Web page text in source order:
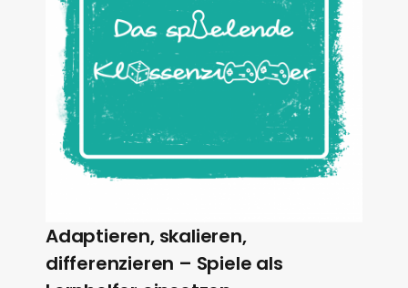
Adaptieren, skalieren,
differenzieren – Spiele als